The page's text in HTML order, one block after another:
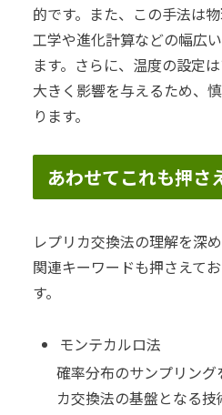
的です。また、この手法は
工学や進化計算などの幅広
ます。さらに、温度の設定
大きく影響を与えるため、
ります。
あわせてこれも押さ
レプリカ交換法の理解を深
関連キーワードも押さえて
す。
モンテカルロ法
確率分布のサンプリング
カ交換法の基盤となる技